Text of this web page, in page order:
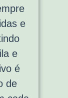
e
e
é
de